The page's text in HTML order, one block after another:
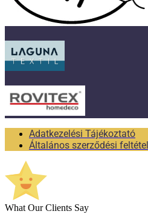
Adatkezelési Tájékoztató
Általános szerződési
What Our Clients Say